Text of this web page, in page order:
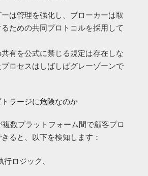
は管理を強化し、ブローカーは取
ための共同プロトコルを採用して
共有を公式に禁じる規定は存在しな
ロセスはしばしばグレーゾーンで
ラージに危険なのか
複数プラットフォーム間で顧客プロ
ると、以下を検知します：
ロジック、